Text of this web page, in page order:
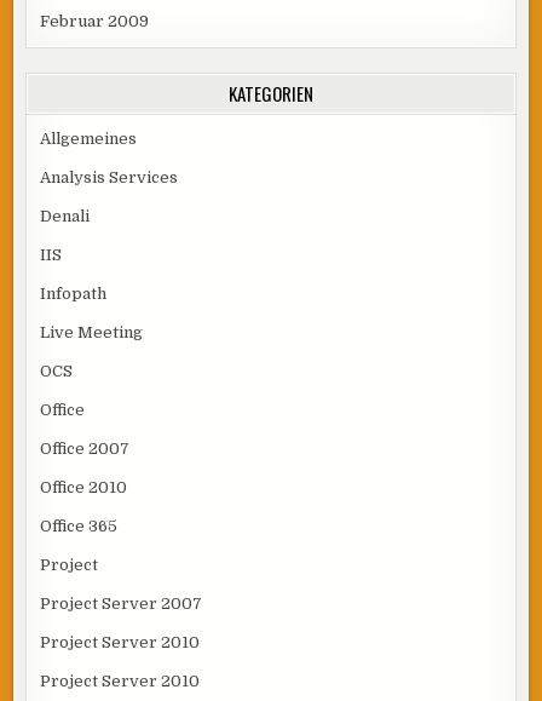
Februar 2009
KATEGORIEN
Allgemeines
Analysis Services
Denali
IIS
Infopath
Live Meeting
OCS
Office
Office 2007
Office 2010
Office 365
Project
Project Server 2007
Project Server 2010
Project Server 2010